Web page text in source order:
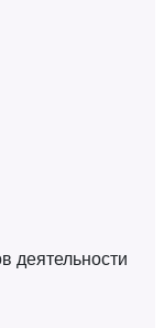
деятельности